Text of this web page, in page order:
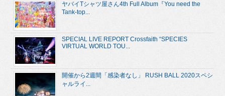
ヤバイTシャツ屋さん4th Full Album『You need the
Tank-top...
SPECIAL LIVE REPORT Crossfaith “SPECIES
VIRTUAL WORLD TOU...
開催から2週間「感染者なし」 RUSH BALL 2020スペシ
ャルライ...